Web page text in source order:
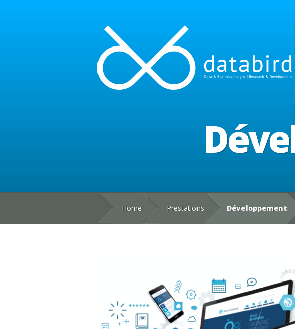
Home Prestations Développement